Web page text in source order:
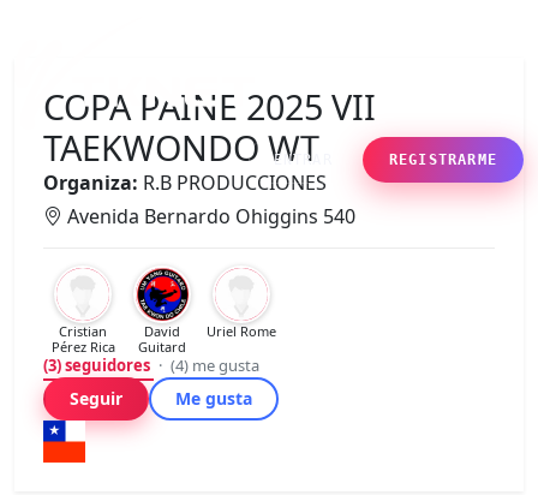
ENTRAR REGISTRARME
COPA PAINE 2025 VII
TAEKWONDO WT
Organiza: R.B PRODUCCIONES
Avenida Bernardo Ohiggins 540
Cristian
Pérez Rica
David
Guitard
Uriel Rome
(3)seguidores · (4) me gusta
Seguir Me gusta